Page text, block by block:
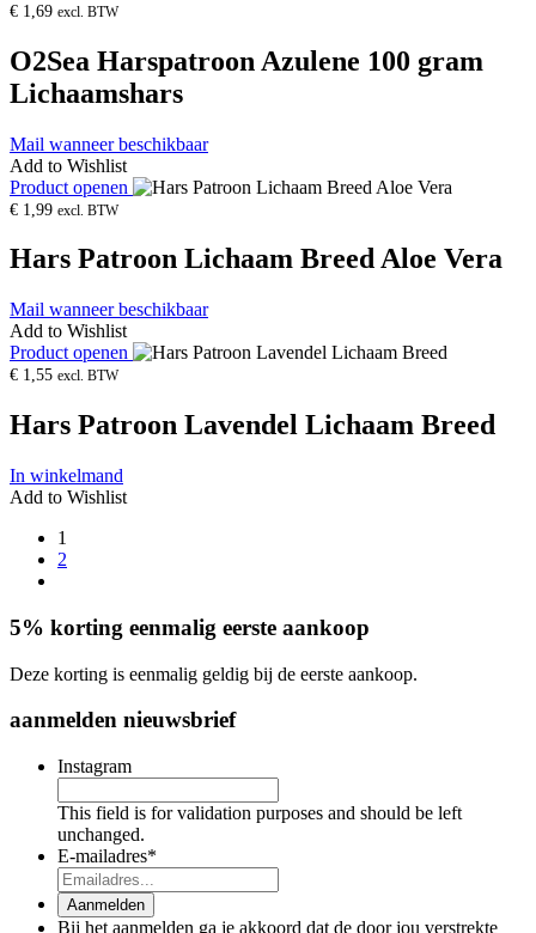
€ 1,69 excl. BTW
O2Sea Harspatroon Azulene 100 gram
Lichaamshars
Mail wanneer beschikbaar
Add to Wishlist
Product openen
€ 1,99 excl. BTW
Hars Patroon Lichaam Breed Aloe Vera
Mail wanneer beschikbaar
Add to Wishlist
Product openen
€ 1,55 excl. BTW
Hars Patroon Lavendel Lichaam Breed
In winkelmand
Add to Wishlist
1
2
5% korting eenmalig eerste aankoop
Deze korting is eenmalig geldig bij de eerste aankoop.
aanmelden nieuwsbrief
Instagram
This field is for validation purposes and should be left
unchanged.
E-mailadres*
Aanmelden
Bij het aanmelden ga je akkoord dat de door jou verstrekte